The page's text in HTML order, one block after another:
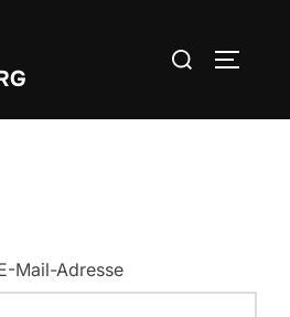
Suchen
Mail-Adresse